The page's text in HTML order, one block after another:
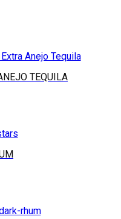
TEQUILA